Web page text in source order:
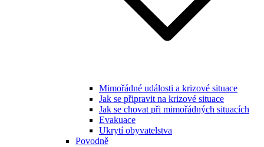
Mimořádné události a krizové situace
Jak se připravit na krizové situace
Jak se chovat při mimořádných situacích
Evakuace
Ukrytí obyvatelstva
Povodně